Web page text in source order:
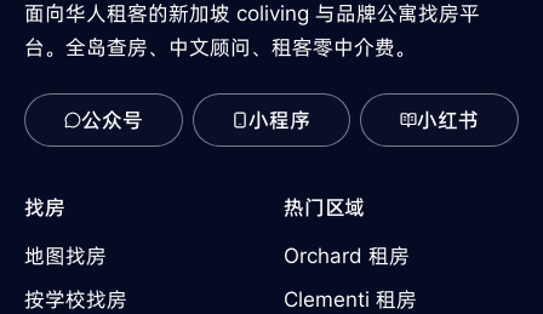
面向华人租客的新加坡 coliving 与品牌公寓找房平
台。全岛查房、中文顾问、租客零中介费。
公众号 小程序 小红书
找房
地图找房
按学校找房
热门区域
Orchard 租房
Clementi 租房